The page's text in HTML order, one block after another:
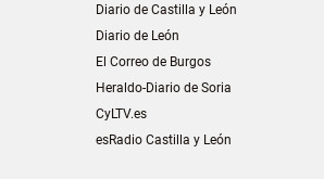
Diario de Castilla y León
Diario de León
El Correo de Burgos
Heraldo-Diario de Soria
CyLTV.es
esRadio Castilla y León